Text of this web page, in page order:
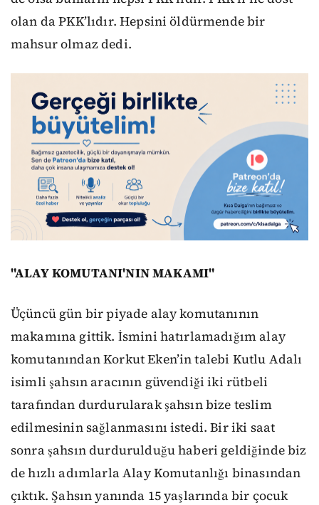
olan da PKK’lıdır. Hepsini öldürmende bir
mahsur olmaz dedi.
"ALAY KOMUTANI'NIN MAKAMI"
Üçüncü gün bir piyade alay komutanının
makamına gittik. İsmini hatırlamadığım alay
komutanından Korkut Eken’in talebi Kutlu Adalı
isimli şahsın aracının güvendiği iki rütbeli
tarafından durdurularak şahsın bize teslim
edilmesinin sağlanmasını istedi. Bir iki saat
sonra şahsın durdurulduğu haberi geldiğinde biz
de hızlı adımlarla Alay Komutanlığı binasından
çıktık. Şahsın yanında 15 yaşlarında bir çocuk